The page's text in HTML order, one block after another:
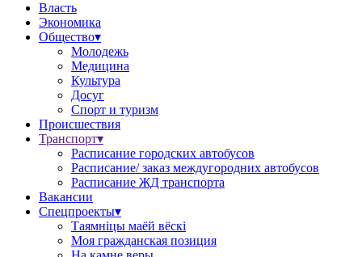
Власть
Экономика
Общество▾
Молодежь
Медицина
Культура
Досуг
Спорт и туризм
Происшествия
Транспорт▾
Расписание городских автобусов
Расписание/ заказ междугородних автобусов
Расписание ЖД транспорта
Вакансии
Спецпроекты▾
Таямніцы маёй вёскі
Моя гражданская позиция